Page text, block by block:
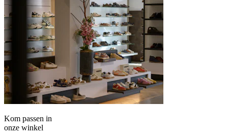
Kom passen in
onze winkel